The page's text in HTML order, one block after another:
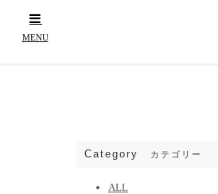
Category カテゴリー
ALL